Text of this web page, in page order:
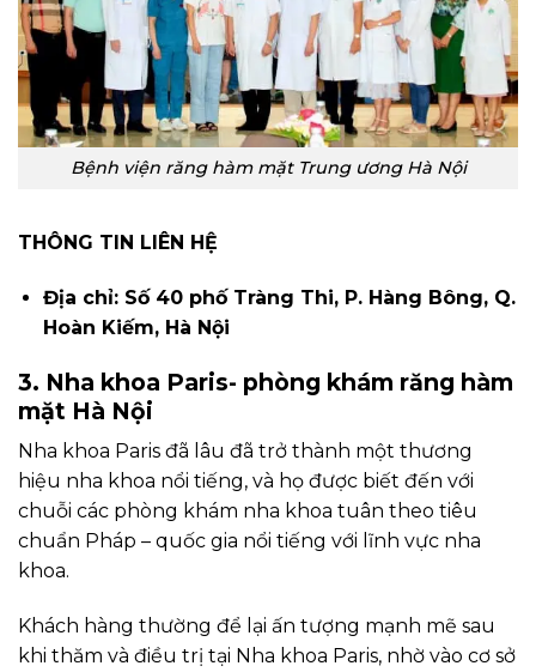
Bệnh viện răng hàm mặt Trung ương Hà Nội
THÔNG TIN LIÊN HỆ
Địa chỉ: Số 40 phố Tràng Thi, P. Hàng Bông, Q.
Hoàn Kiếm, Hà Nội
3. Nha khoa Paris- phòng khám răng hàm
mặt Hà Nội
Nha khoa Paris đã lâu đã trở thành một thương
hiệu nha khoa nổi tiếng, và họ được biết đến với
chuỗi các phòng khám nha khoa tuân theo tiêu
chuẩn Pháp – quốc gia nổi tiếng với lĩnh vực nha
khoa.
Khách hàng thường để lại ấn tượng mạnh mẽ sau
khi thăm và điều trị tại Nha khoa Paris, nhờ vào cơ sở